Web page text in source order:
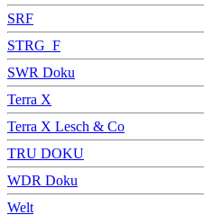
SRF
STRG_F
SWR Doku
Terra X
Terra X Lesch & Co
TRU DOKU
WDR Doku
Welt